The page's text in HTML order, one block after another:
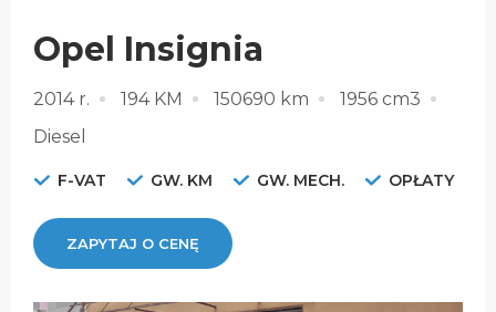
Opel Insignia
2014 r. 194 KM 150690 km
1956 cm3
Diesel
F-VAT GW. KM GW. MECH. OPŁATY
ZAPYTAJ O CENĘ